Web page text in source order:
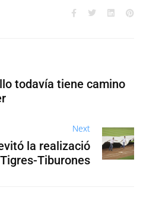
todavía tiene camino
Next
la realizació
Tiburones